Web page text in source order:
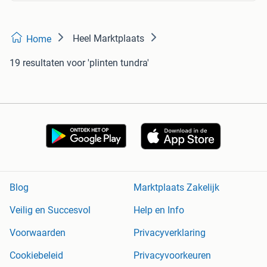
Home Heel Marktplaats
19 resultaten voor 'plinten tundra'
Blog
Marktplaats Zakelijk
Veilig en Succesvol
Help en Info
Voorwaarden
Privacyverklaring
Cookiebeleid
Privacyvoorkeuren